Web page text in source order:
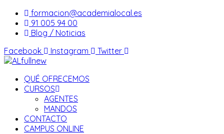
Saltar
contenido
formacion@academialocal.es
91 005 94 00
Blog / Noticias
Facebook
Instagram Twitter
QUÉ OFRECEMOS
CURSOS
AGENTES
MANDOS
CONTACTO
CAMPUS ONLINE